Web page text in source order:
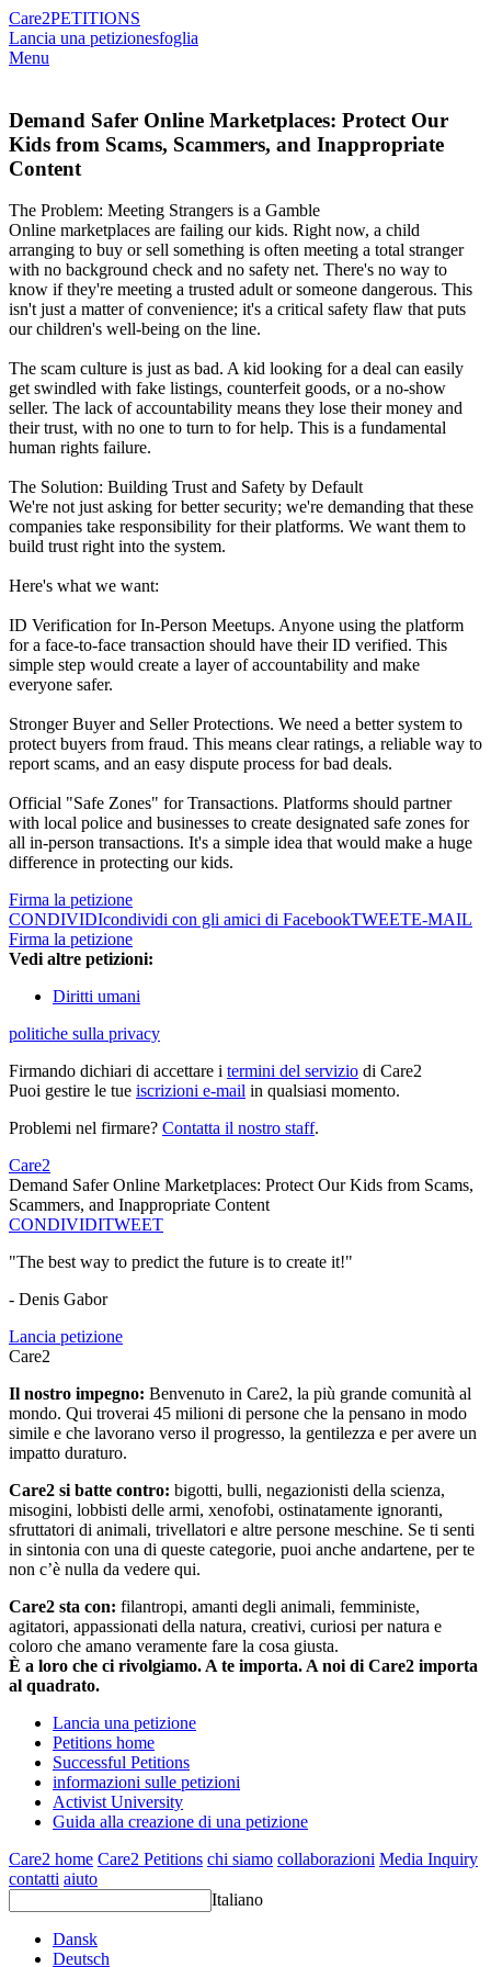
Care2PETITIONS
Lancia una petizionesfoglia
Menu
Demand Safer Online Marketplaces: Protect Our
Kids from Scams, Scammers, and Inappropriate
Content
The Problem: Meeting Strangers is a Gamble
Online marketplaces are failing our kids. Right now, a child
arranging to buy or sell something is often meeting a total stranger
with no background check and no safety net. There's no way to
know if they're meeting a trusted adult or someone dangerous. This
isn't just a matter of convenience; it's a critical safety flaw that puts
our children's well-being on the line.
The scam culture is just as bad. A kid looking for a deal can easily
get swindled with fake listings, counterfeit goods, or a no-show
seller. The lack of accountability means they lose their money and
their trust, with no one to turn to for help. This is a fundamental
human rights failure.
The Solution: Building Trust and Safety by Default
We're not just asking for better security; we're demanding that these
companies take responsibility for their platforms. We want them to
build trust right into the system.
Here's what we want:
ID Verification for In-Person Meetups. Anyone using the platform
for a face-to-face transaction should have their ID verified. This
simple step would create a layer of accountability and make
everyone safer.
Stronger Buyer and Seller Protections. We need a better system to
protect buyers from fraud. This means clear ratings, a reliable way to
report scams, and an easy dispute process for bad deals.
Official "Safe Zones" for Transactions. Platforms should partner
with local police and businesses to create designated safe zones for
all in-person transactions. It's a simple idea that would make a huge
difference in protecting our kids.
Firma la petizione
CONDIVIDIcondividi con gli amici di FacebookTWEETE-MAIL
Firma la petizione
Vedi altre petizioni:
Diritti umani
politiche sulla privacy
Firmando dichiari di accettare i termini del servizio di Care2
Puoi gestire le tue iscrizioni e-mail in qualsiasi momento.
Problemi nel firmare? Contatta il nostro staff.
Care2
Demand Safer Online Marketplaces: Protect Our Kids from Scams,
Scammers, and Inappropriate Content
CONDIVIDITWEET
"The best way to predict the future is to create it!"
- Denis Gabor
Lancia petizione
Care2
Il nostro impegno: Benvenuto in Care2, la più grande comunità al
mondo. Qui troverai 45 milioni di persone che la pensano in modo
simile e che lavorano verso il progresso, la gentilezza e per avere un
impatto duraturo.
Care2 si batte contro: bigotti, bulli, negazionisti della scienza,
misogini, lobbisti delle armi, xenofobi, ostinatamente ignoranti,
sfruttatori di animali, trivellatori e altre persone meschine. Se ti senti
in sintonia con una di queste categorie, puoi anche andartene, per te
non c’è nulla da vedere qui.
Care2 sta con: filantropi, amanti degli animali, femministe,
agitatori, appassionati della natura, creativi, curiosi per natura e
coloro che amano veramente fare la cosa giusta.
È a loro che ci rivolgiamo. A te importa. A noi di Care2 importa
al quadrato.
Lancia una petizione
Petitions home
Successful Petitions
informazioni sulle petizioni
Activist University
Guida alla creazione di una petizione
Care2 home Care2 Petitions chi siamo collaborazioni Media Inquiry
contatti aiuto
Italiano
Dansk
Deutsch